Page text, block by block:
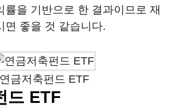
률을 기반으로 한 결과이므로 재
면 좋을 것 같습니다.
연금저축펀드 ETF
드 ETF